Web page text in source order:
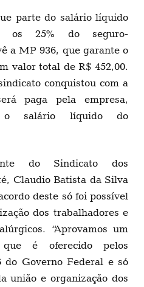
parte do salário líquido
os 25% do seguro-
a MP 936, que garante o
valor total de R$ 452,00.
conquistou com a
paga pela empresa,
o salário líquido do
do Sindicato dos
Claudio Batista da Silva
deste só foi possível
dos trabalhadores e
“Aprovamos um
é oferecido pelos
Governo Federal e só
união e organização dos